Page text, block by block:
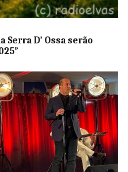
Serra D’ Ossa serão